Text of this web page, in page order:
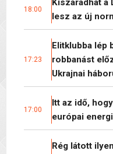
18:00
Kiszáradhat a
lesz az új
17:23
Elitklubba lép
robbanást
Ukrajnai
17:00
Itt az idő,
európai
Rég látott